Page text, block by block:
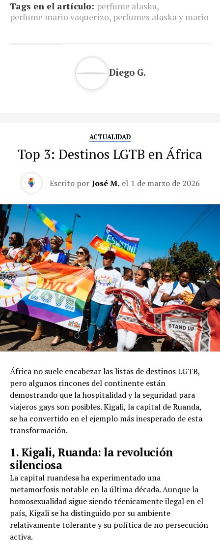
Tags en el artículo: perfume alaska,
perfume mario vaquerizo, perfumes alaska y mario
Diego G.
ACTUALIDAD
Top 3: Destinos LGTB en África
Escrito por José M. el 1 de marzo de 2026
África no suele encabezar las listas de destinos LGTB,
pero algunos rincones del continente están
demostrando que la hospitalidad y la seguridad para
viajeros gays son posibles. Kigali, la capital de Ruanda,
se ha convertido en el ejemplo más inesperado de esta
transformación.
1. Kigali, Ruanda: la revolución
silenciosa
La capital ruandesa ha experimentado una
metamorfosis notable en la última década. Aunque la
homosexualidad sigue siendo técnicamente ilegal en el
país, Kigali se ha distinguido por su ambiente
relativamente tolerante y su política de no persecución
activa.